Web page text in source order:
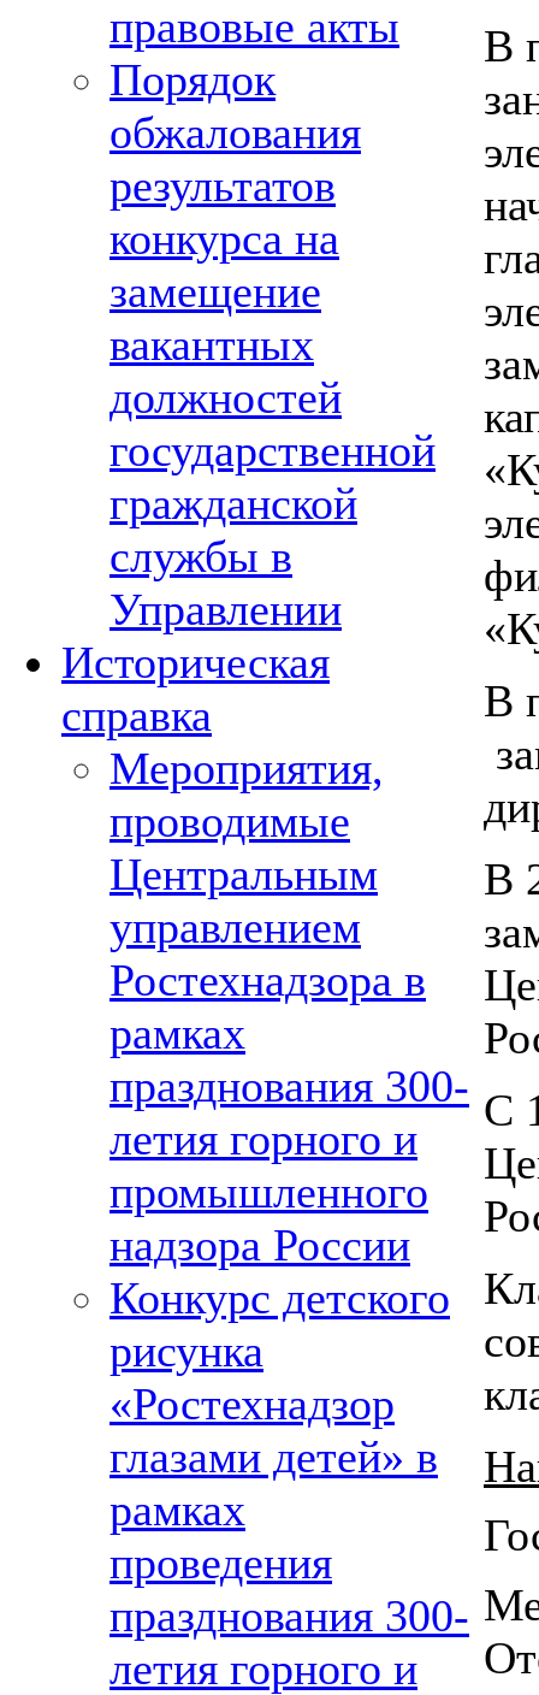
правовые акты
Порядок
обжалования
результатов
конкурса на
замещение
вакантных
должностей
государственной
гражданской
службы в
Управлении
Историческая
справка
Мероприятия,
проводимые
Центральным
управлением
Ростехнадзора в
рамках
празднования 300-
летия горного и
промышленного
надзора России
Конкурс детского
рисунка
«Ростехнадзор
глазами детей» в
рамках
проведения
празднования 300-
летия горного и
В
В
В
С